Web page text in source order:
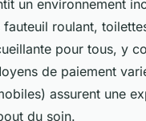
un environnement
roulant,
pour tous, y
de paiement
assurent une
du soin.